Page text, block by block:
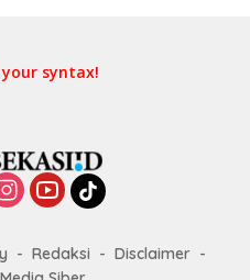
your syntax!
Redaksi
Disclaimer